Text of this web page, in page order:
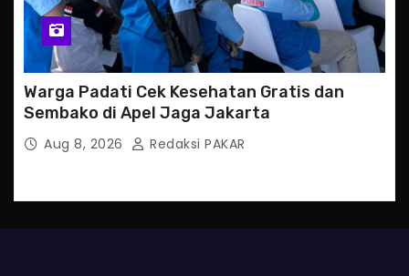
Warga Padati Cek Kesehatan Gratis dan
Sembako di Apel Jaga Jakarta
Aug 8, 2026 Redaksi PAKAR